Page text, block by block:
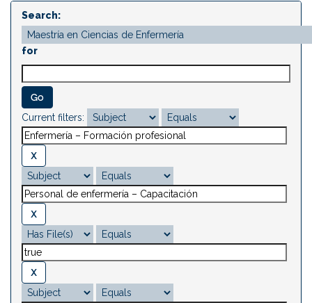
Search:
for
Current filters: